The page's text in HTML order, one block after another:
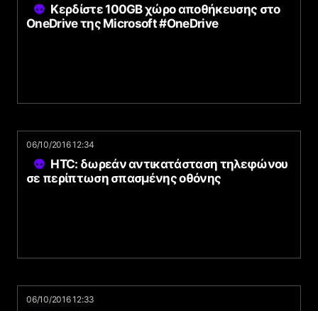
Κερδίστε 100GB χώρο αποθήκευσης στο
OneDrive της Microsoft #OneDrive
06/10/2016 12:34
HTC: δωρεάν αντικατάσταση τηλεφώνου
σε περίπτωση σπασμένης οθόνης
06/10/2016 12:33